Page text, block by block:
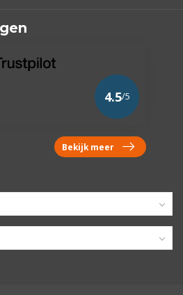
4.5/5
Bekijk meer